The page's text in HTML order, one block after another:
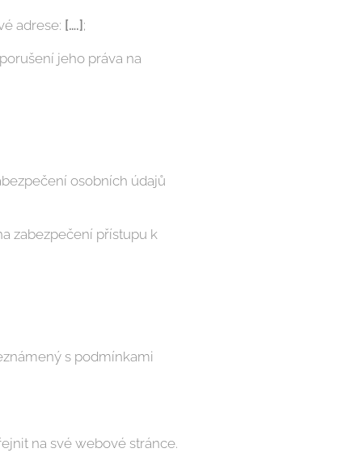
adrese: [….] ;
jeho práva na
osobních údajů
zabezpečení přístupu k
s podmínkami
na své webové stránce.